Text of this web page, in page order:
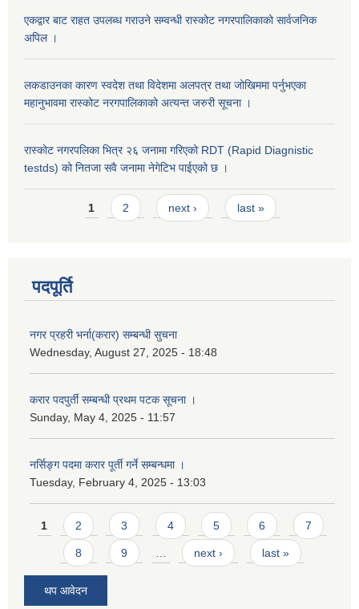
एकद्वार बाट राहत उपलब्ध गराउने सम्वन्धी रास्कोट नगरपालिकाको सार्वजनिक
अपिल ।
लकडाउनका कारण स्वदेश तथा विदेशमा अलपत्र तथा जोखिममा पर्नुभएका
महानुभावमा रास्कोट नरगपालिकाको अत्यन्त जरुरी सूचना ।
रास्कोट नगरपलिका भित्र २६ जनामा गरिएको RDT (Rapid Diagnistic
testds) को नितजा सवै जनामा नेगेटिभ पाईएको छ ।
Pages1 2 next › last »
पदपूर्ति
नगर प्रहरी भर्ना(करार) सम्बन्धी सुचना
Wednesday, August 27, 2025 - 18:48
करार पदपुर्ती सम्बन्धी प्रथम पटक सूचना ।
Sunday, May 4, 2025 - 11:57
नर्सिङ्ग पदमा करार पूर्ती गर्ने सम्बन्धमा ।
Tuesday, February 4, 2025 - 13:03
Pages
1 2 3 4 5 6 7
8 9 … next › last »
थप आवेदन